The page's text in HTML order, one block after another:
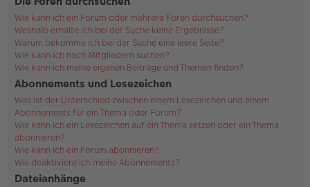
Wie kann ich ein Forum oder mehrere Foren durchsuchen?
Weshalb erhalte ich bei der Suche keine Ergebnisse?
Warum bekomme ich bei der Suche eine leere Seite?
Wie kann ich nach Mitgliedern suchen?
Wie kann ich meine eigenen Beiträge und Themen finden?
Abonnements und Lesezeichen
Was ist der Unterschied zwischen einem Lesezeichen und einem
Abonnements für ein Thema oder Forum?
Wie kann ich ein Lesezeichen auf ein Thema setzen oder ein Thema
abonnieren?
Wie kann ich ein Forum abonnieren?
Wie deaktiviere ich meine Abonnements?
Dateianhänge